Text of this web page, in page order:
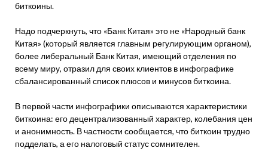
биткоины.
Надо подчеркнуть, что «Банк Китая» это не «Народный банк
Китая» (который является главным регулирующим органом),
более либеральный Банк Китая, имеющий отделения по
всему миру, отразил для своих клиентов в инфографике
сбалансированный список плюсов и минусов биткоина.
В первой части инфографики описываются характеристики
биткоина: его децентрализованный характер, колебания цен
и анонимность. В частности сообщается, что биткоин трудно
подделать, а его налоговый статус сомнителен.